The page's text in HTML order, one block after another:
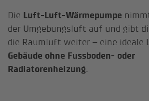
Die Luft-Luft-Wärmepumpe
der Umgebungsluft auf und gibt
die Raumluft weiter – eine ideale
Gebäude ohne Fussboden- oder
Radiatorenheizung.